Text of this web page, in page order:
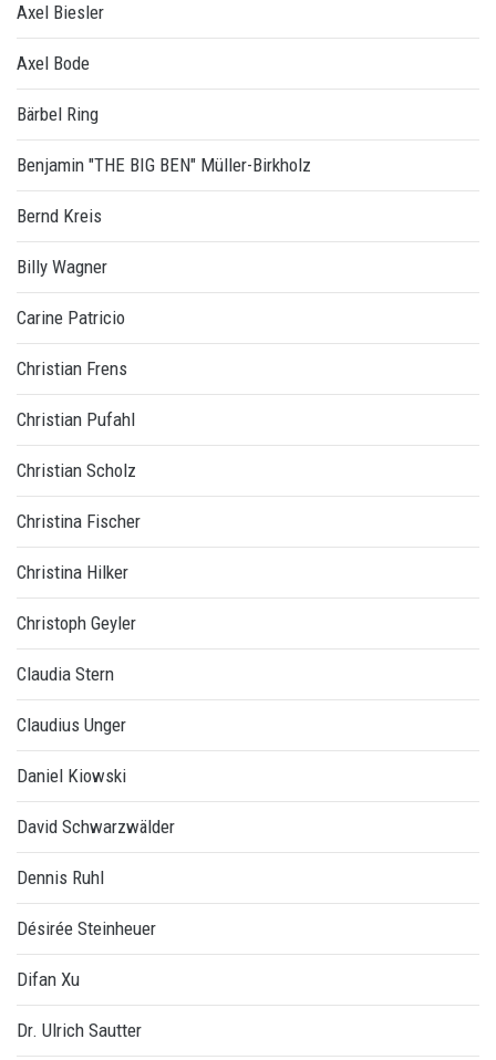
Axel Biesler
Axel Bode
Bärbel Ring
Benjamin "THE BIG BEN" Müller-Birkholz
Bernd Kreis
Billy Wagner
Carine Patricio
Christian Frens
Christian Pufahl
Christian Scholz
Christina Fischer
Christina Hilker
Christoph Geyler
Claudia Stern
Claudius Unger
Daniel Kiowski
David Schwarzwälder
Dennis Ruhl
Désirée Steinheuer
Difan Xu
Dr. Ulrich Sautter